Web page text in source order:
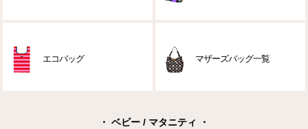
エコバッグ マザーズバッグ一覧
・ ベビー / マタニティ ・